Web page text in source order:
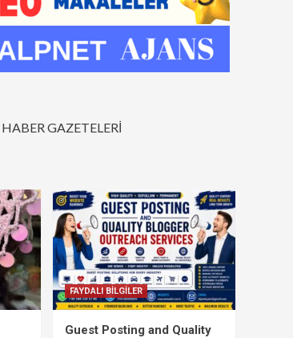
GAZETELERİ
FAYDALI BİLGİLER
Guest Posting and Quality